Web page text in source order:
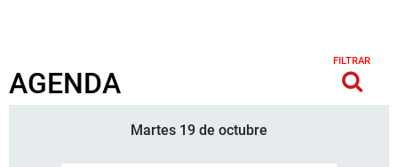
AGENDA
FILTRAR
Martes 19 de octubre